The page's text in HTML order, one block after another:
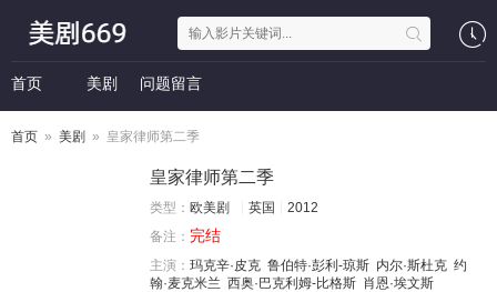
首页 美剧 问题留言
首页 » 美剧 » 皇家律师第二季
皇家律师第二季
类型： 欧美剧 英国
2012
备注： 完结
主演： 玛克辛·皮克 鲁伯特·彭利-琼斯 内尔·斯杜克 约
翰·麦克米兰 西奥·巴克利姆-比格斯 肖恩·埃文斯